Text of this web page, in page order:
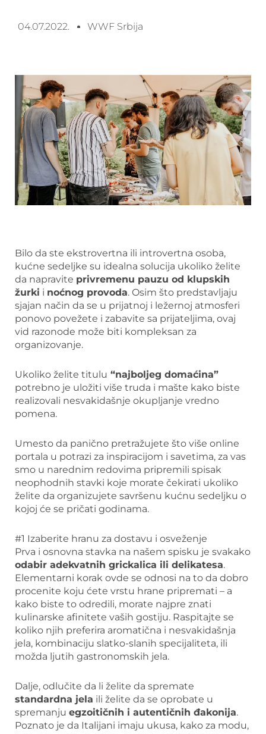
04.07.2022. WWF Srbija
Bilo da ste ekstrovertna ili introvertna osoba,
kućne sedeljke su idealna solucija ukoliko želite
da napravite privremenu pauzu od klupskih
žurki i noćnog provoda. Osim što predstavljaju
sjajan način da se u prijatnoj i ležernoj atmosferi
ponovo povežete i zabavite sa prijateljima, ovaj
vid razonode može biti kompleksan za
organizovanje.
Ukoliko želite titulu “najboljeg domaćina”
potrebno je uložiti više truda i mašte kako biste
realizovali nesvakidašnje okupljanje vredno
pomena.
Umesto da panično pretražujete što više online
portala u potrazi za inspiracijom i savetima, za vas
smo u narednim redovima pripremili spisak
neophodnih stavki koje morate čekirati ukoliko
želite da organizujete savršenu kućnu sedeljku o
kojoj će se pričati godinama.
#1 Izaberite hranu za dostavu i osveženje
Prva i osnovna stavka na našem spisku je svakako
odabir adekvatnih grickalica ili delikatesa.
Elementarni korak ovde se odnosi na to da dobro
procenite koju ćete vrstu hrane pripremati – a
kako biste to odredili, morate najpre znati
kulinarske afinitete vaših gostiju. Raspitajte se
koliko njih preferira aromatična i nesvakidašnja
jela, kombinaciju slatko-slanih specijaliteta, ili
možda ljutih gastronomskih jela.
Dalje, odlučite da li želite da spremate
standardna jela ili želite da se oprobate u
spremanju egzoitičnih i autentičnih đakonija.
Poznato je da Italijani imaju ukusa, kako za modu,